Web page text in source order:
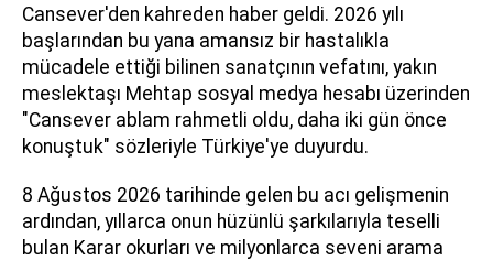
Cansever'den kahreden haber geldi. 2026 yılı
başlarından bu yana amansız bir hastalıkla
mücadele ettiği bilinen sanatçının vefatını, yakın
meslektaşı Mehtap sosyal medya hesabı üzerinden
"Cansever ablam rahmetli oldu, daha iki gün önce
konuştuk" sözleriyle Türkiye'ye duyurdu.
8 Ağustos 2026 tarihinde gelen bu acı gelişmenin
ardından, yıllarca onun hüzünlü şarkılarıyla teselli
bulan Karar okurları ve milyonlarca seveni arama